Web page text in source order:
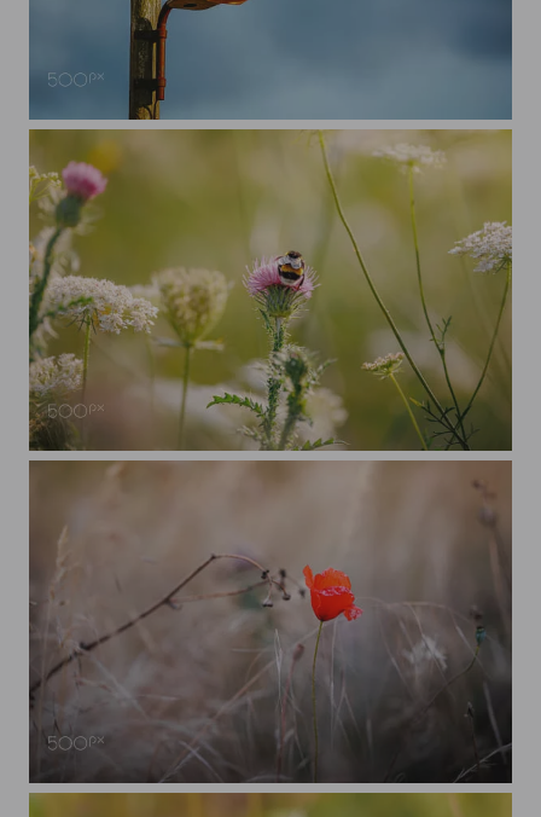
Taube auf alter Laterne
Hummel